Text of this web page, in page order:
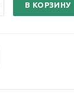
В КОРЗИНУ